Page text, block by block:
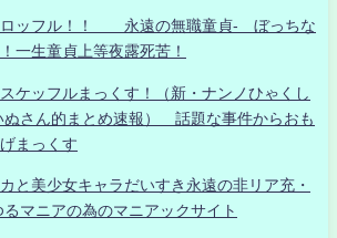
ロッフル！！ 永遠の無職童貞- ぼっちな
一生童貞上等夜露死苦！
ケッフルまっくす！（新・ナンノひゃくし
ぬさん的まとめ速報） 話題な事件からおも
まっくす
と美少女キャラだいすき永遠の非リア充・
マニアの為のマニアックサイト